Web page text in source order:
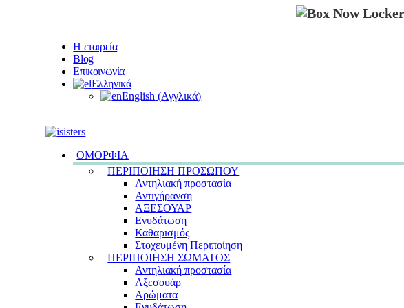
Η εταιρεία
Blog
Επικοινωνία
Ελληνικά
English (Αγγλικά)
ΟΜΟΡΦΙΑ
ΠΕΡΙΠΟΙΗΣΗ ΠΡΟΣΩΠΟΥ
Αντηλιακή προστασία
Αντιγήρανση
ΑΞΕΣΟΥΑΡ
Ενυδάτωση
Καθαρισμός
Στοχευμένη Περιποίηση
ΠΕΡΙΠΟΙΗΣΗ ΣΩΜΑΤΟΣ
Αντηλιακή προστασία
Αξεσουάρ
Αρώματα